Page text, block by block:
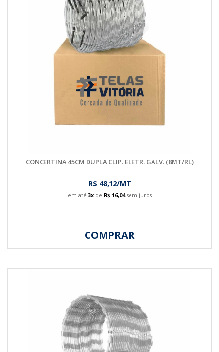
CONCERTINA 45CM DUPLA CLIP. ELETR. GALV. (8MT/RL)
R$ 48,12/MT
em até 3xde R$ 16,04sem juros
COMPRAR